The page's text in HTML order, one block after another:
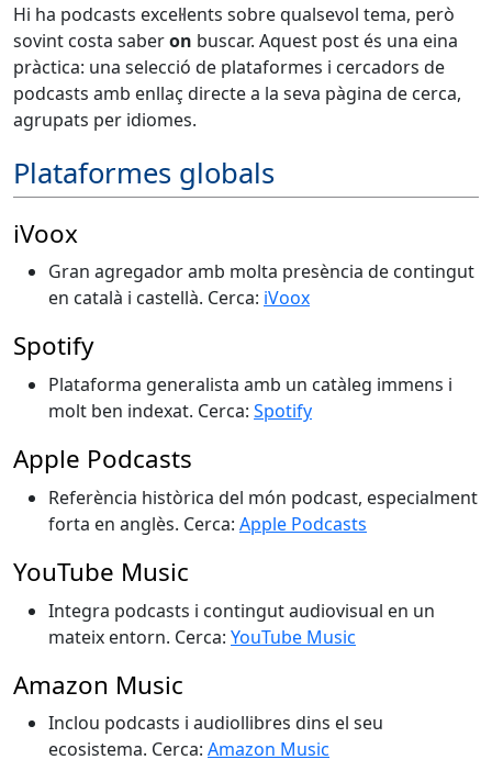
Hi ha podcasts excel·lents sobre qualsevol tema, però
sovint costa saberon buscar. Aquest post és una eina
pràctica: una selecció de plataformes i cercadors de
podcasts amb enllaç directe a la seva pàgina de cerca,
agrupats per idiomes.
Plataformes globals
iVoox
Gran agregador amb molta presència de contingut
en català i castellà. Cerca: iVoox
Spotify
Plataforma generalista amb un catàleg immens i
molt ben indexat. Cerca: Spotify
Apple Podcasts
Referència històrica del món podcast, especialment
forta en anglès. Cerca: Apple Podcasts
YouTube Music
Integra podcasts i contingut audiovisual en un
mateix entorn. Cerca: YouTube Music
Amazon Music
Inclou podcasts i audiollibres dins el seu
ecosistema. Cerca: Amazon Music